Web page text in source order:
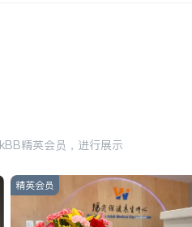
精英会员，进行展示
精英会员